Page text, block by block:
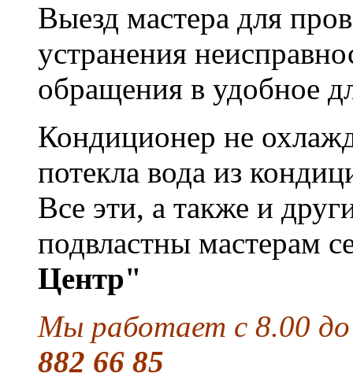
Выезд мастера для
устранения
обращения в удобное
Кондиционер не
потекла вода из
Все эти, а также и
подвластны мастерам
Центр"
Мы работает с 8.00
882 66 85